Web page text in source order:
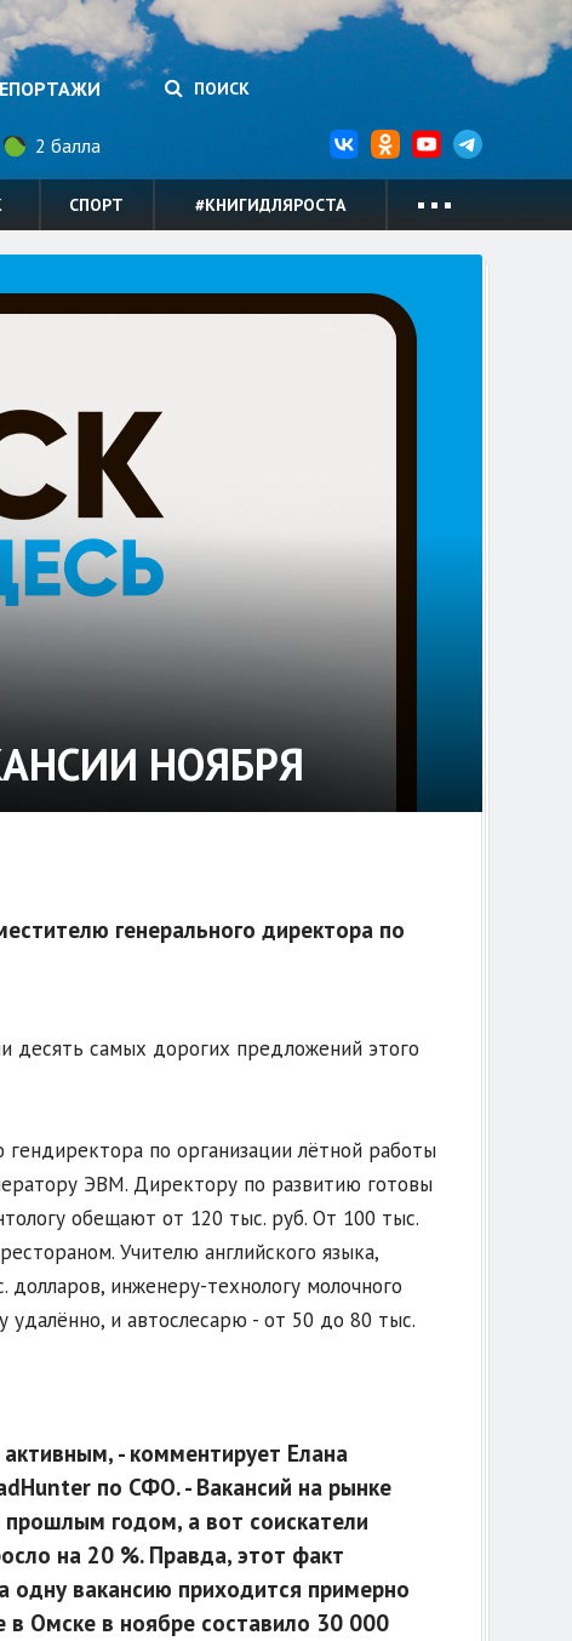
ПОИСК
2 балла
СПОРТ #КНИГИДЛЯРОСТА
НОЯБРЯ
генерального директора по
десять самых дорогих предложений этого
по организации лётной работы
ЭВМ. Директору по развитию готовы
обещают от 120 тыс. руб. От 100 тыс.
Учителю английского языка,
инженеру-технологу молочного
и автослесарю - от 50 до 80 тыс.
- комментирует Елана
по СФО. - Вакансий на рынке
годом, а вот соискатели
на 20 %. Правда, этот факт
одну вакансию приходится примерно
Омске в ноябре составило 30 000